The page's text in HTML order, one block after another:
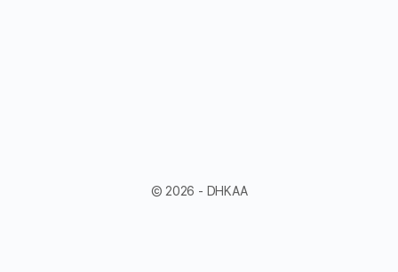
© 2026 - DHKAA